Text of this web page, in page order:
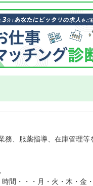
務、服薬指導、在庫管理等
時間・・・月・火・木・金